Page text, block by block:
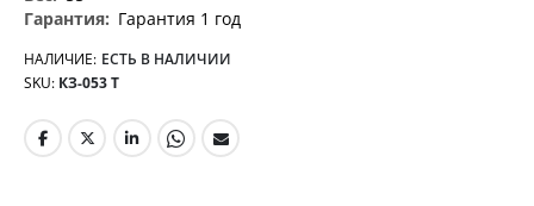
Гарантия 1 год
НАЛИЧИЕ: ЕСТЬ В НАЛИЧИИ
SKU КЗ-053 Т